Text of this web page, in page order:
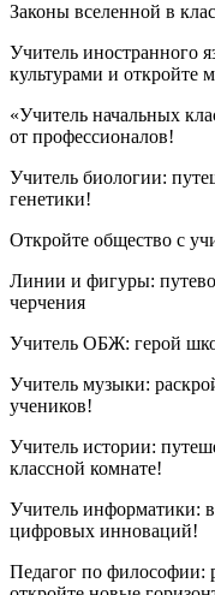
Законы вселенной в
Учитель иностранного
культурами и откройте
«Учитель начальных
от профессионалов!
Учитель биологии:
генетики!
Откройте общество с
Линии и фигуры:
черчения
Учитель ОБЖ: герой
Учитель музыки:
учеников!
Учитель истории:
классной комнате!
Учитель информатики:
цифровых инноваций!
Педагог по философии: